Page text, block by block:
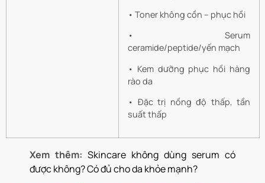
• Toner không cồn – phục hồi
• Serum
ceramide/peptide/yến mạch
• Kem dưỡng phục hồi hàng
rào da
• Đặc trị nồng độ thấp, tần
suất thấp
Xem thêm: Skincare không dùng serum có
được không? Có đủ cho da khỏe mạnh?